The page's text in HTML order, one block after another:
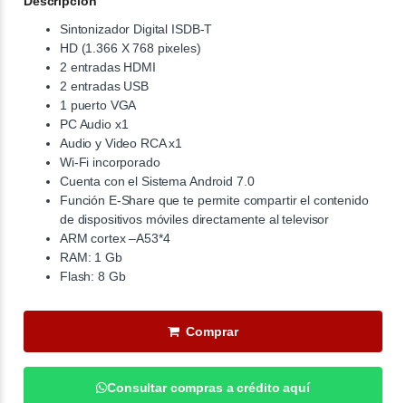
Sintonizador Digital ISDB-T
HD (1.366 X 768 pixeles)
2 entradas HDMI
2 entradas USB
1 puerto VGA
PC Audio x1
Audio y Video RCA x1
Wi-Fi incorporado
Cuenta con el Sistema Android 7.0
Función E-Share que te permite compartir el contenido
de dispositivos móviles directamente al televisor
ARM cortex –A53*4
RAM: 1 Gb
Flash: 8 Gb
Comprar
Consultar compras a crédito aquí